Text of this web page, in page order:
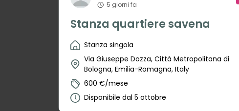
5 giorni fa
Stanza quartiere savena
Stanza singola
Via Giuseppe Dozza, Città Metropolitana di
Bologna, Emilia-Romagna, Italy
600 €/mese
Disponibile dal 5 ottobre